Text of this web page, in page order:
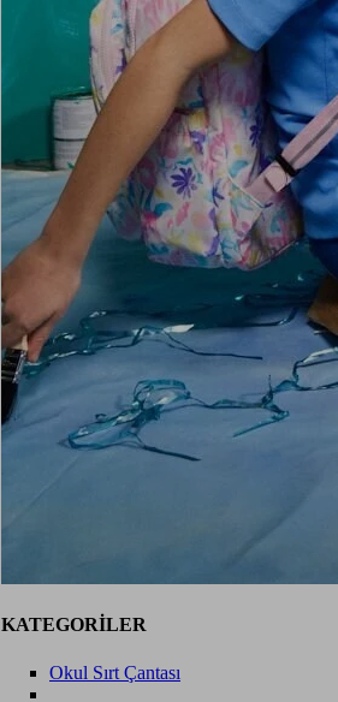
KATEGORİLER
Okul Sırt Çantası